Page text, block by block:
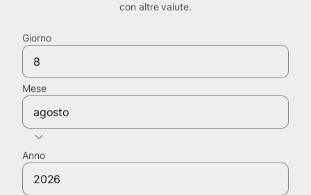
con altre valute.
Giorno
Mese
agosto
Anno